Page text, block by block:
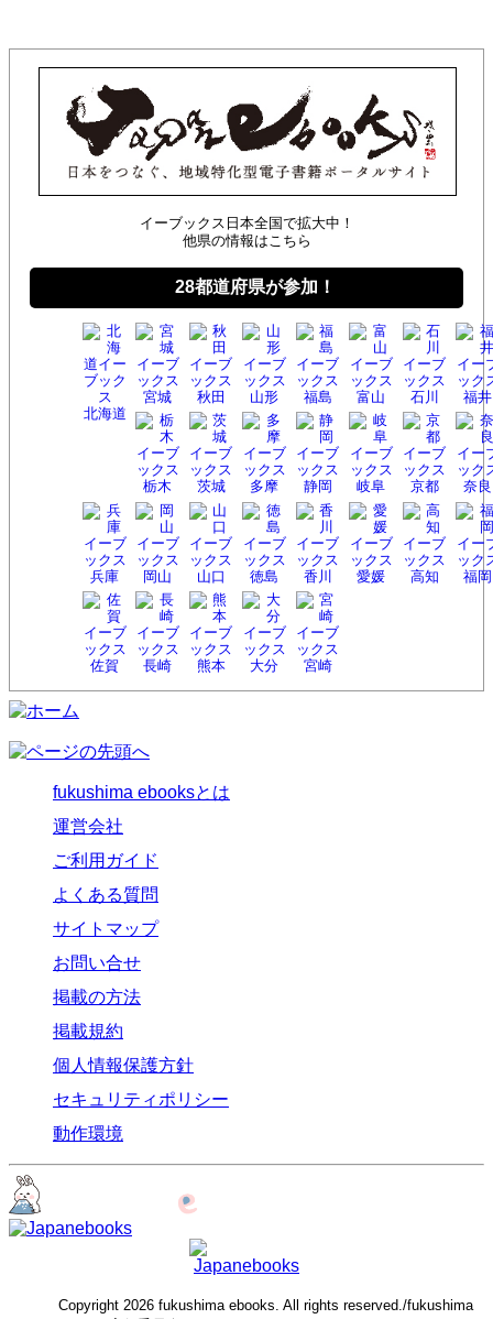
イーブックス日本全国で拡大中！
他県の情報はこちら
28都道府県が参加！
北海道
宮城 秋田 山形 福島 富山 石川 福井
栃木 茨城 多摩 静岡 岐阜 京都 奈良
兵庫 岡山 山口 徳島 香川 愛媛 高知 福岡
佐賀 長崎 熊本 大分 宮崎
fukushima ebooksとは
運営会社
ご利用ガイド
よくある質問
サイトマップ
お問い合せ
掲載の方法
掲載規約
個人情報保護方針
セキュリティポリシー
動作環境
Copyright 2026 fukushima ebooks. All rights reserved./fukushima